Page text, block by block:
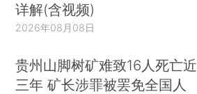
详解(含视频)
2026年08月08日
贵州山脚树矿难致16人死亡近
三年 矿长涉罪被罢免全国人